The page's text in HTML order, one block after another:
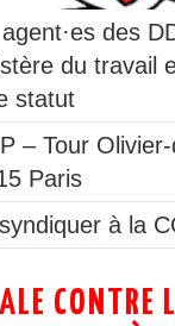
des
du travail
statut
– Tour
Paris
à la
CONTRE